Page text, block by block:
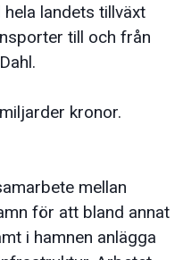
landets tillväxt
till och från
kronor.
mellan
för att bland annat
i hamnen anlägga